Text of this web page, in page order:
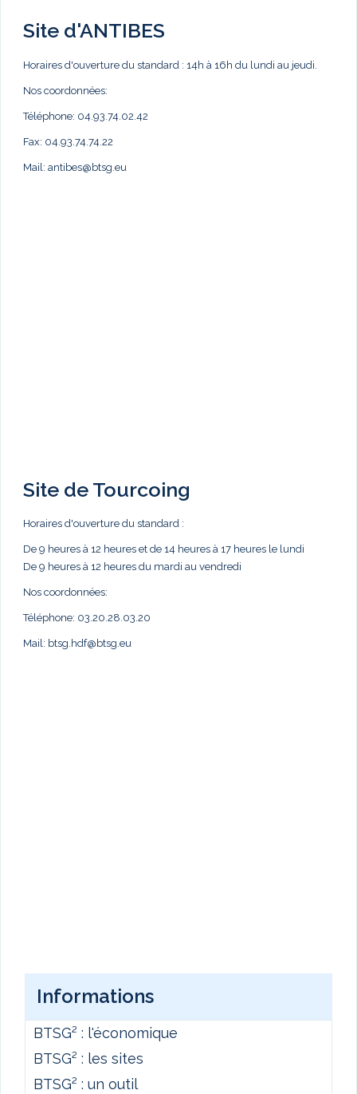
Site d'ANTIBES
Horaires d'ouverture du standard : 14h à 16h du lundi au jeudi.
Nos coordonnées:
Téléphone: 04.93.74.02.42
Fax: 04.93.74.74.22
Mail: antibes@btsg.eu
Site de Tourcoing
Horaires d'ouverture du standard :
De 9 heures à 12 heures et de 14 heures à 17 heures le lundi
De 9 heures à 12 heures du mardi au vendredi
Nos coordonnées:
Téléphone: 03.20.28.03.20
Mail: btsg.hdf@btsg.eu
Informations
BTSG² : l'économique
BTSG² : les sites
BTSG² : un outil